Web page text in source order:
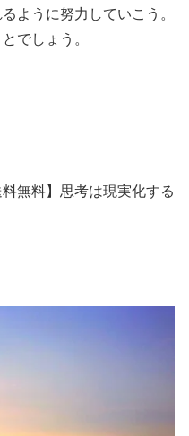
ように努力していこう。
でしょう。
無料】思考は現実化する